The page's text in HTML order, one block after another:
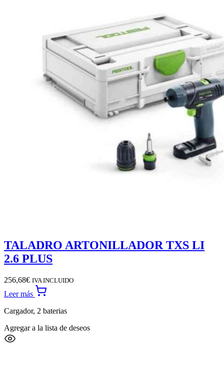
TALADRO ARTONILLADOR TXS LI
2.6 PLUS
256,68€ IVA INCLUIDO
Leer más
Cargador, 2 baterias
Agregar a la lista de deseos